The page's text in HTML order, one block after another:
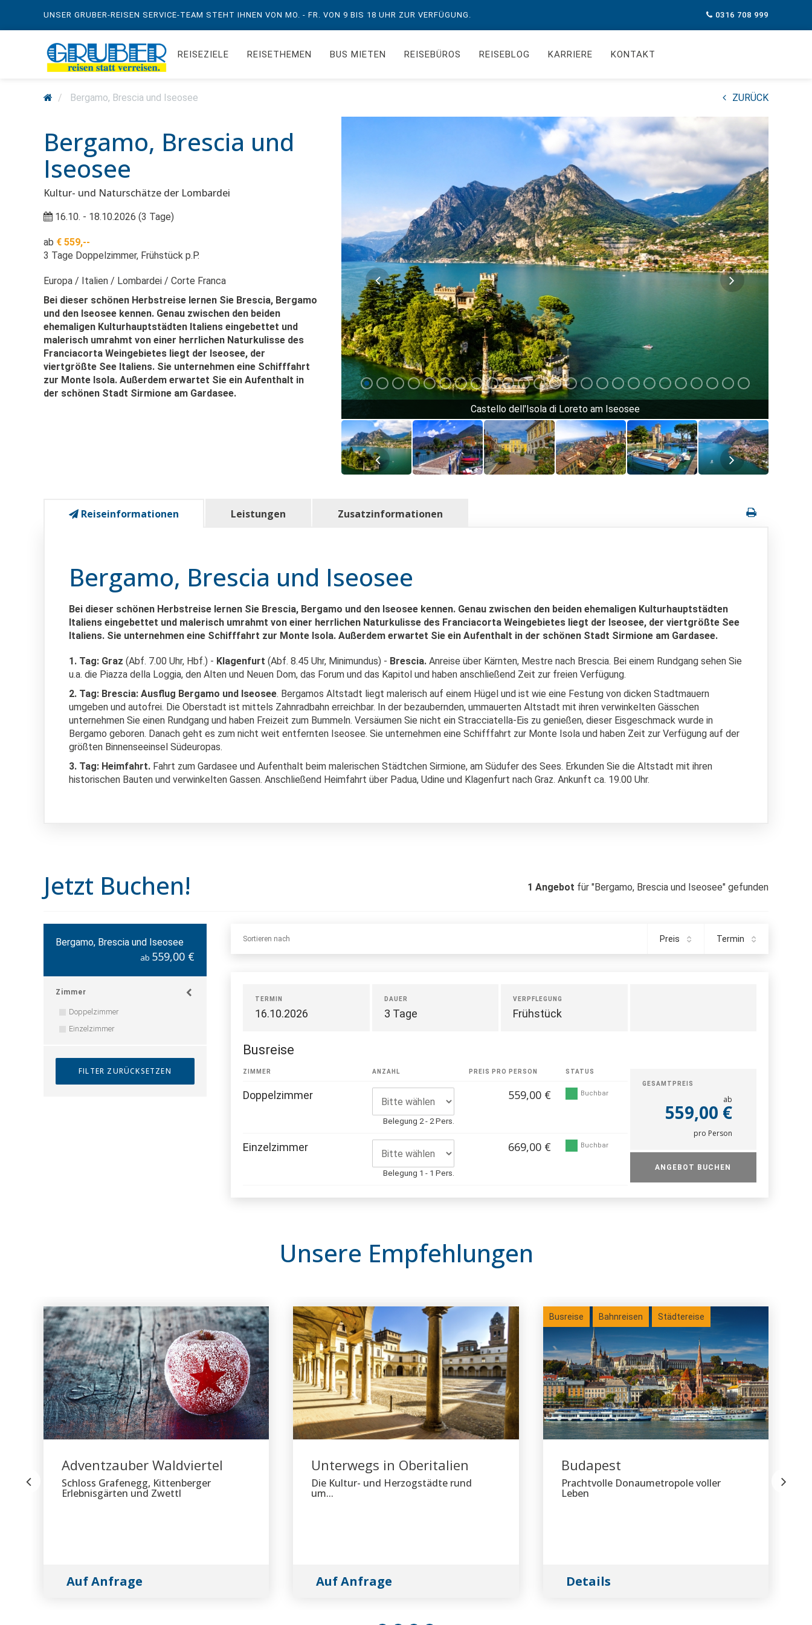
UNSER GRUBER-REISEN SERVICE-TEAM STEHT IHNEN VON MO. - FR. VON 9 BIS 18 UHR ZUR VERFÜGUNG. 0316 708 999
REISEZIELE REISETHEMEN BUS MIETEN REISEBÜROS REISEBLOG KARRIERE KONTAKT
Bergamo, Brescia und Iseosee ZURÜCK
Bergamo, Brescia und
Iseosee
Kultur- und Naturschätze der Lombardei
16.10. - 18.10.2026 (3 Tage)
ab € 559,--
3 Tage Doppelzimmer, Frühstück p.P.
Europa Italien Lombardei
Corte Franca
Bei dieser schönen Herbstreise lernen Sie Brescia, Bergamo
und den Iseosee kennen. Genau zwischen den beiden
ehemaligen Kulturhauptstädten Italiens eingebettet und
malerisch umrahmt von einer herrlichen Naturkulisse des
Franciacorta Weingebietes liegt der Iseosee, der
viertgrößte See Italiens. Sie unternehmen eine Schifffahrt
zur Monte Isola. Außerdem erwartet Sie ein Aufenthalt in
der schönen Stadt Sirmione am Gardasee.
Castello dell'Isola di Loreto am Iseosee
Reiseinformationen Leistungen Zusatzinformationen
Bergamo, Brescia und Iseosee
Bei dieser schönen Herbstreise lernen Sie Brescia, Bergamo und den Iseosee kennen. Genau zwischen den beiden ehemaligen Kulturhauptstädten
Italiens eingebettet und malerisch umrahmt von einer herrlichen Naturkulisse des Franciacorta Weingebietes liegt der Iseosee, der viertgrößte See
Italiens. Sie unternehmen eine Schifffahrt zur Monte Isola. Außerdem erwartet Sie ein Aufenthalt in der schönen Stadt Sirmione am Gardasee.
1. Tag: Graz (Abf. 7.00 Uhr, Hbf.) - Klagenfurt (Abf. 8.45 Uhr, Minimundus) - Brescia. Anreise über Kärnten, Mestre nach Brescia. Bei einem Rundgang sehen Sie
u.a. die Piazza della Loggia, den Alten und Neuen Dom, das Forum und das Kapitol und haben anschließend Zeit zur freien Verfügung.
2. Tag: Brescia: Ausflug Bergamo und Iseosee. Bergamos Altstadt liegt malerisch auf einem Hügel und ist wie eine Festung von dicken Stadtmauern
umgeben und autofrei. Die Oberstadt ist mittels Zahnradbahn erreichbar. In der bezaubernden, ummauerten Altstadt mit ihren verwinkelten Gässchen
unternehmen Sie einen Rundgang und haben Freizeit zum Bummeln. Versäumen Sie nicht ein Stracciatella-Eis zu genießen, dieser Eisgeschmack wurde in
Bergamo geboren. Danach geht es zum nicht weit entfernten Iseosee. Sie unternehmen eine Schifffahrt zur Monte Isola und haben Zeit zur Verfügung auf der
größten Binnenseeinsel Südeuropas.
3. Tag: Heimfahrt. Fahrt zum Gardasee und Aufenthalt beim malerischen Städtchen Sirmione, am Südufer des Sees. Erkunden Sie die Altstadt mit ihren
historischen Bauten und verwinkelten Gassen. Anschließend Heimfahrt über Padua, Udine und Klagenfurt nach Graz. Ankunft ca. 19.00 Uhr.
Jetzt Buchen! 1 Angebot für "Bergamo, Brescia und Iseosee" gefunden
Bergamo, Brescia und Iseosee
ab 559,00 €
Zimmer
Doppelzimmer
Einzelzimmer
Sortieren nach Termin
Preis
TERMIN
16.10.2026
DAUER
3 Tage
VERPFLEGUNG
Frühstück
Busreise
ZIMMER ANZAHL PREIS PRO PERSON STATUS
Doppelzimmer
Belegung 2 - 2 Pers.
559,00 € Buchbar
Einzelzimmer
Belegung 1 - 1 Pers.
669,00 € Buchbar
GESAMTPREIS
ab
559,00 €
pro Person
ANGEBOT BUCHEN
Unsere Empfehlungen
Adventzauber Waldviertel
Schloss Grafenegg, Kittenberger
Erlebnisgärten und Zwettl
Auf Anfrage
Unterwegs in Oberitalien
Die Kultur- und Herzogstädte rund
um...
Auf Anfrage
Busreise Bahnreisen Städtereise
Budapest
Prachtvolle Donaumetropole voller
Leben
Details